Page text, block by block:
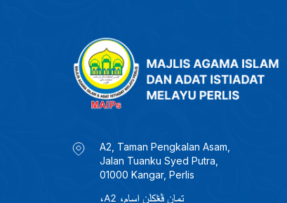
A2, Taman Pengkalan Asam,
Jalan Tuanku Syed Putra,
01000 Kangar, Perlis